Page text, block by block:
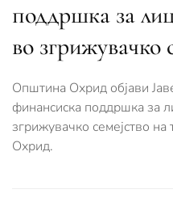
поддршка за
во згрижувачко
Општина Охрид објави
финансиска поддршка за
згрижувачко семејство
Охрид.